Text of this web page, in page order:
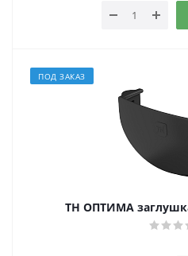
ПОД ЗАКАЗ
ТН ОПТИМА